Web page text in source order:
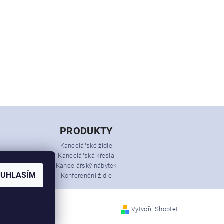
PRODUKTY
Kancelářské židle
Kancelářská křesla
Kancelářský nábytek
Konferenční židle
Vytvořil Shoptet